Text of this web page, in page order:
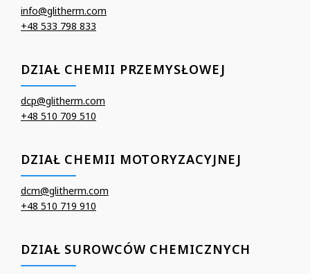
info@glitherm.com
+48 533 798 833
DZIAŁ CHEMII PRZEMYSŁOWEJ
dcp@glitherm.com
+48 510 709 510
DZIAŁ CHEMII MOTORYZACYJNEJ
dcm@glitherm.com
+48 510 719 910
DZIAŁ SUROWCÓW CHEMICZNYCH